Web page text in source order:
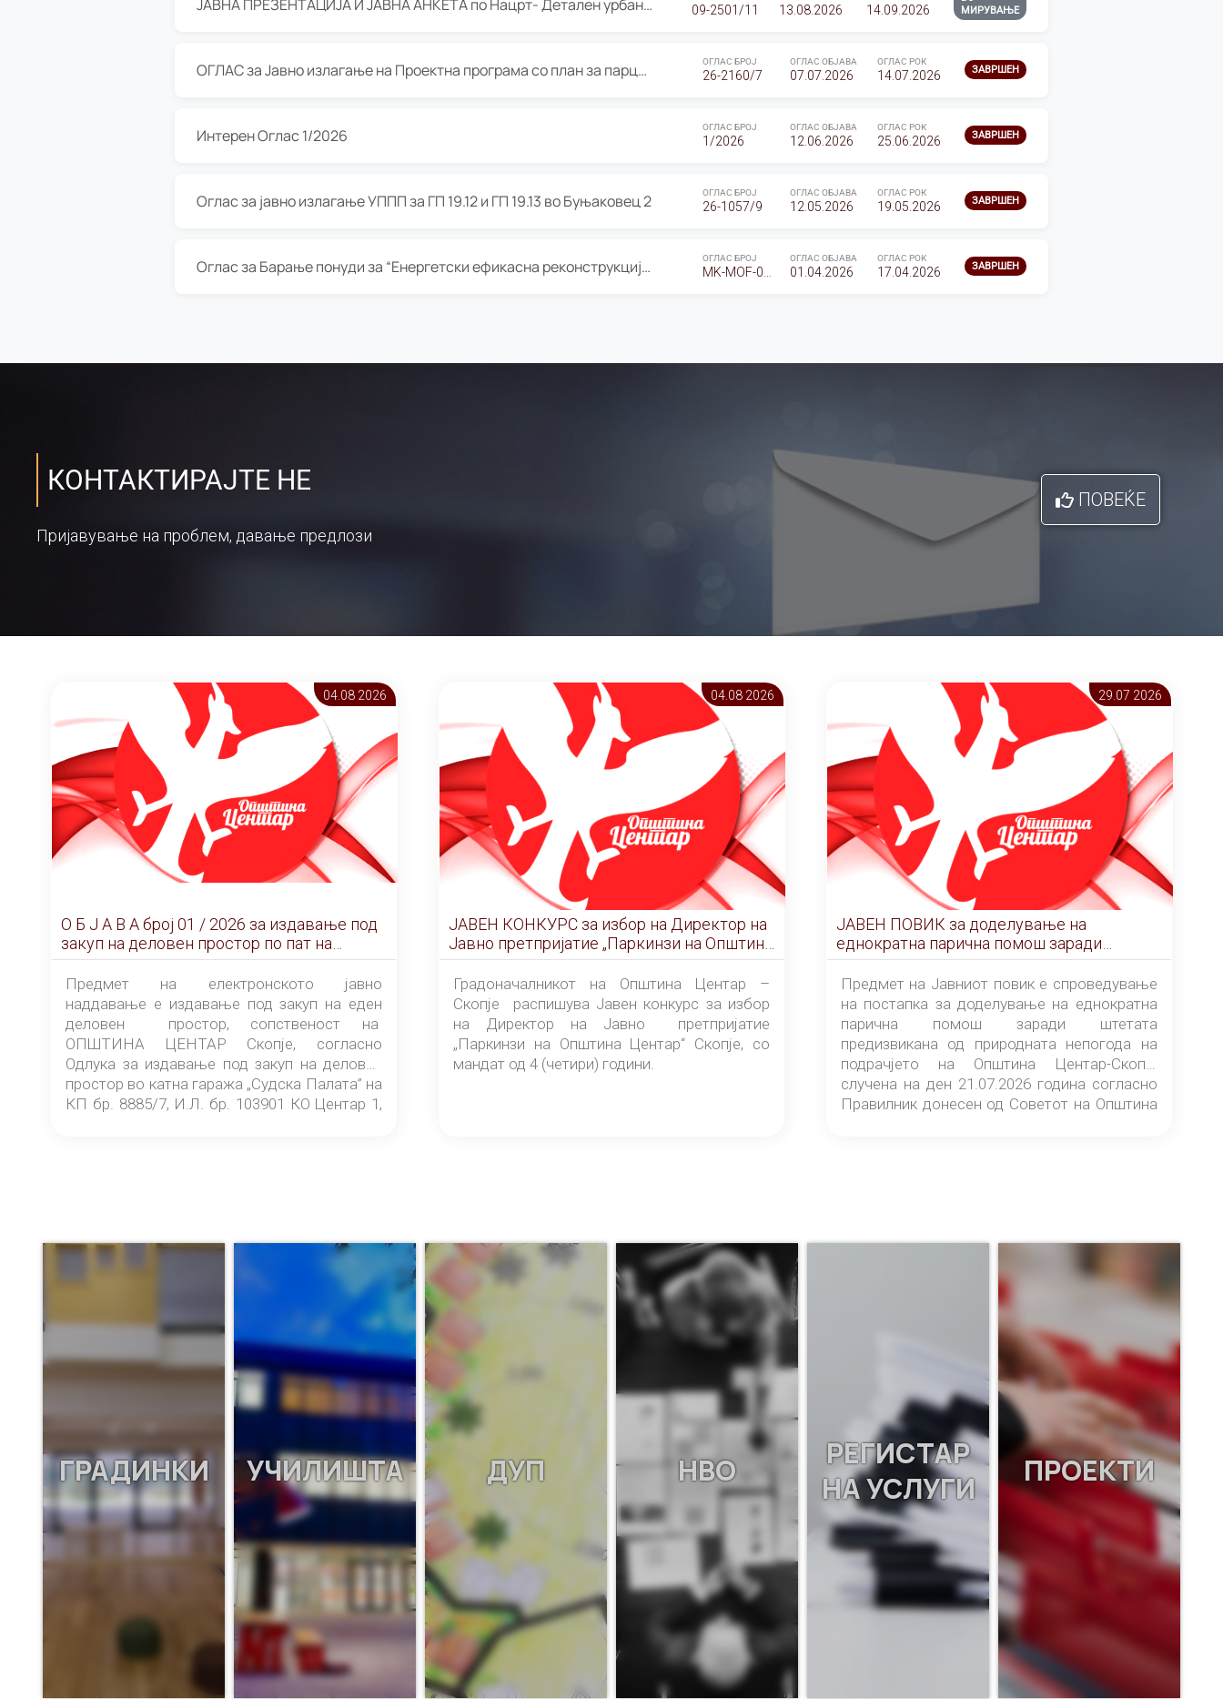
ЈАВНА ПРЕЗЕНТАЦИЈА И ЈАВНА АНКЕТА по Нацрт- Детален урбанистички план Градска четврт Ј 05- Барутана, Општина Центар- Скопје, плански период 2025-2030 09-2501/11 13.08.2026 14.09.2026
МИРУВАЊЕ
ОГЛАС за Јавно излагање на Проектна програма со план за парцелација за Урбанистички проект со план за парцелација за спојување на ГП 20.12 и ГП 20.37 од Изменување и дополнување на Детален урбанистички план Буњаковец 2, Општина Центар – Скопје ОГЛАС БРОЈ
26-2160/7
ОГЛАС ОБЈАВА
07.07.2026
ОГЛАС РОК
14.07.2026 ЗАВРШЕН
Интерен Оглас 1/2026 ОГЛАС БРОЈ
1/2026
ОГЛАС ОБЈАВА
12.06.2026
ОГЛАС РОК
25.06.2026 ЗАВРШЕН
Оглас за јавно излагање УППП за ГП 19.12 и ГП 19.13 во Буњаковец 2 ОГЛАС БРОЈ
26-1057/9
ОГЛАС ОБЈАВА
12.05.2026
ОГЛАС РОК
19.05.2026 ЗАВРШЕН
Оглас за Барање понуди за “Енергетски ефикасна реконструкција на објектот ООУ „Св. Кирил и Методиј" ОГЛАС БРОЈ ОГЛАС ОБЈАВА
01.04.2026
ОГЛАС РОК
17.04.2026 ЗАВРШЕН
КОНТАКТИРАЈТЕ НЕ
Пријавување на проблем, давање предлози
ПОВЕЌЕ
04.08 2026
О Б Ј А В А брoj 01 / 2026 за издавање под
закуп на деловен простор по пат на
ЕЛЕКТРОНСКО ЈАВНО НАДДАВАЊЕ
Предмет на електронското јавно
наддавање е издавање под закуп на еден
деловен простор, сопственост на
ОПШТИНА ЦЕНТАР Скопје, согласно
Одлука за издавање под закуп на деловен
простор во катна гаража „Судска Палата” на
КП бр. 8885/7, И.Л. бр. 103901 КО Центар 1,
понудувач.
04.08 2026
ЈАВЕН КОНКУРС за избор на Директор на
Јавно претпријатие „Паркинзи на Општина
Центар“ – Скопје
Градоначалникот на Општина Центар –
Скопје распишува Јавен конкурс за избор
на Директор на Јавно претпријатие
„Паркинзи на Општина Центар“ Скопје, со
мандат од 4 (четири) години.
29.07 2026
ЈАВЕН ПОВИК за доделување на
еднократна парична помош заради
штетата предизвикана од природната
непогода на подрачјето на Општина
Центар-Скопје случена на ден 21.07.2026
година
Предмет на Јавниот повик е спроведување
на постапка за доделување на еднократна
парична помош заради штетата
предизвикана од природната непогода на
подрачјето на Општина Центар-Скопје
случена на ден 21.07.2026 година согласно
Правилник донесен од Советот на Општина
ГРАДИНКИ УЧИЛИШТА ДУП НВО
РЕГИСТАР
НА УСЛУГИ
ПРОЕКТИ